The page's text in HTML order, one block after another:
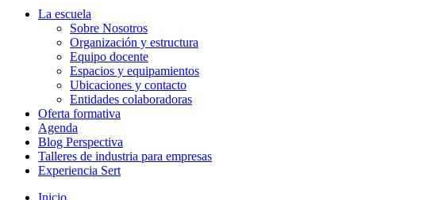
La escuela
Sobre Nosotros
Organización y estructura
Equipo docente
Espacios y equipamientos
Ubicaciones y contacto
Entidades colaboradoras
Oferta formativa
Agenda
Blog Perspectiva
Talleres de industria para empresas
Experiencia Sert